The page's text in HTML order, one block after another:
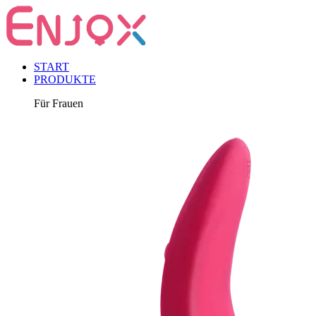
START
PRODUKTE
Für Frauen